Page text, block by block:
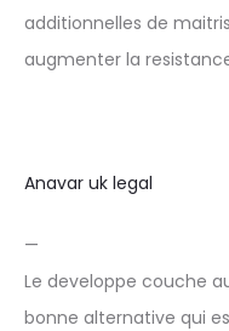
additionnelles de
augmenter la
Anavar uk legal
—
Le developpe couche
bonne alternative qui